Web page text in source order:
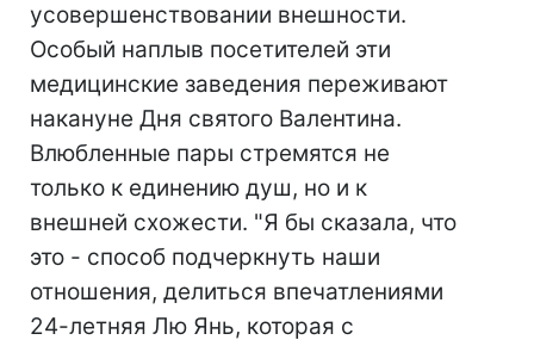
усовершенствовании внешности.
Особый наплыв посетителей эти
медицинские заведения переживают
накануне Дня святого Валентина.
Влюбленные пары стремятся не
только к единению душ, но и к
внешней схожести. "Я бы сказала, что
это - способ подчеркнуть наши
отношения, делиться впечатлениями
24-летняя Лю Янь, которая с